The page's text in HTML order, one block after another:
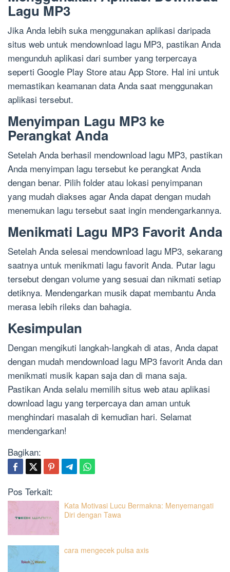
Lagu MP3
Jika Anda lebih suka menggunakan aplikasi daripada
situs web untuk mendownload lagu MP3, pastikan Anda
mengunduh aplikasi dari sumber yang terpercaya
seperti Google Play Store atau App Store. Hal ini untuk
memastikan keamanan data Anda saat menggunakan
aplikasi tersebut.
Menyimpan Lagu MP3 ke
Perangkat Anda
Setelah Anda berhasil mendownload lagu MP3, pastikan
Anda menyimpan lagu tersebut ke perangkat Anda
dengan benar. Pilih folder atau lokasi penyimpanan
yang mudah diakses agar Anda dapat dengan mudah
menemukan lagu tersebut saat ingin mendengarkannya.
Menikmati Lagu MP3 Favorit Anda
Setelah Anda selesai mendownload lagu MP3, sekarang
saatnya untuk menikmati lagu favorit Anda. Putar lagu
tersebut dengan volume yang sesuai dan nikmati setiap
detiknya. Mendengarkan musik dapat membantu Anda
merasa lebih rileks dan bahagia.
Kesimpulan
Dengan mengikuti langkah-langkah di atas, Anda dapat
dengan mudah mendownload lagu MP3 favorit Anda dan
menikmati musik kapan saja dan di mana saja.
Pastikan Anda selalu memilih situs web atau aplikasi
download lagu yang terpercaya dan aman untuk
menghindari masalah di kemudian hari. Selamat
mendengarkan!
Bagikan:
Pos Terkait:
Kata Motivasi Lucu Bermakna: Menyemangati
Diri dengan Tawa
cara mengecek pulsa axis